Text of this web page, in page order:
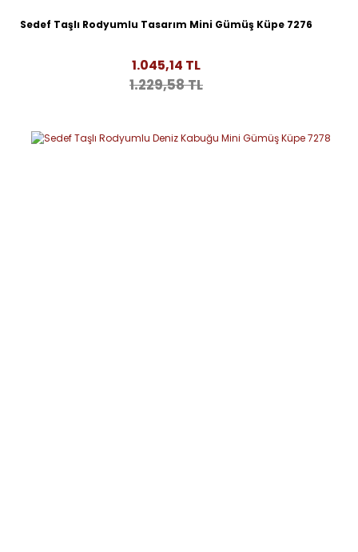
Sedef Taşlı Rodyumlu Tasarım Mini Gümüş Küpe 7276
1.045,14 TL
1.229,58 TL